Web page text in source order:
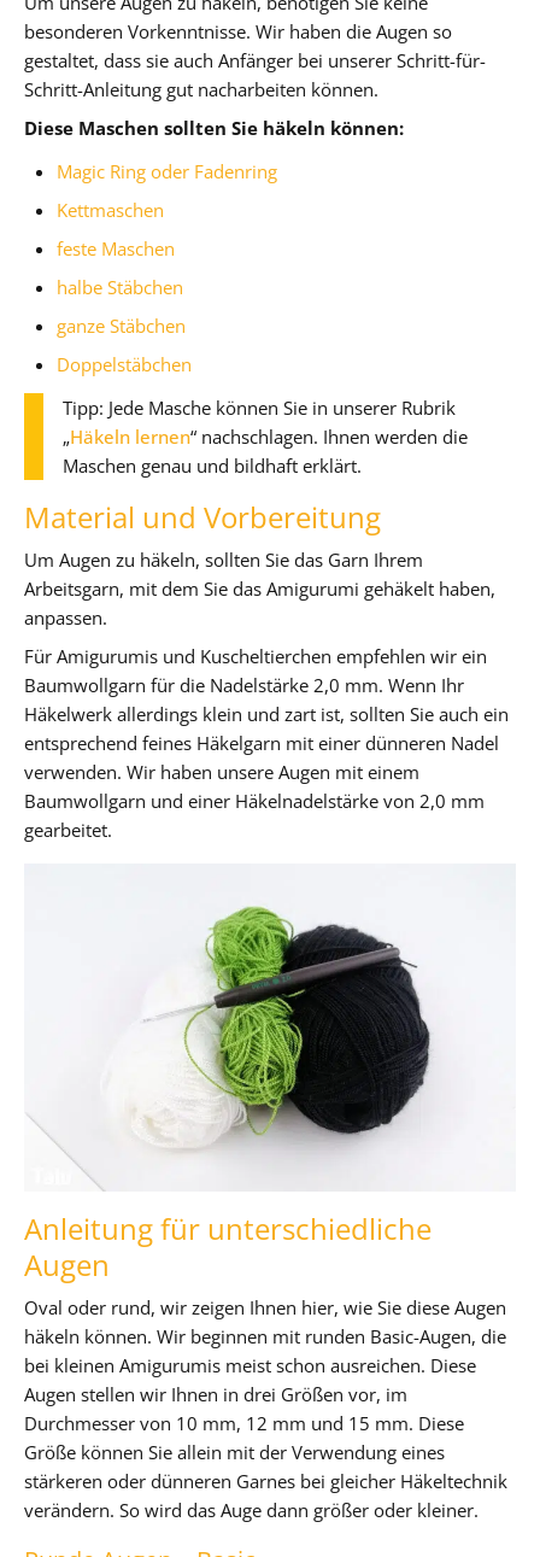
besonderen Vorkenntnisse. Wir haben die Augen so
gestaltet, dass sie auch Anfänger bei unserer Schritt-für-
Schritt-Anleitung gut nacharbeiten können.
Diese Maschen sollten Sie häkeln können:
Magic Ring oder Fadenring
Kettmaschen
feste Maschen
halbe Stäbchen
ganze Stäbchen
Doppelstäbchen
Tipp: Jede Masche können Sie in unserer Rubrik
„Häkeln lernen“ nachschlagen. Ihnen werden die
Maschen genau und bildhaft erklärt.
Material und Vorbereitung
Um Augen zu häkeln, sollten Sie das Garn Ihrem
Arbeitsgarn, mit dem Sie das Amigurumi gehäkelt haben,
anpassen.
Für Amigurumis und Kuscheltierchen empfehlen wir ein
Baumwollgarn für die Nadelstärke 2,0 mm. Wenn Ihr
Häkelwerk allerdings klein und zart ist, sollten Sie auch ein
entsprechend feines Häkelgarn mit einer dünneren Nadel
verwenden. Wir haben unsere Augen mit einem
Baumwollgarn und einer Häkelnadelstärke von 2,0 mm
gearbeitet.
Anleitung für unterschiedliche
Augen
Oval oder rund, wir zeigen Ihnen hier, wie Sie diese Augen
häkeln können. Wir beginnen mit runden Basic-Augen, die
bei kleinen Amigurumis meist schon ausreichen. Diese
Augen stellen wir Ihnen in drei Größen vor, im
Durchmesser von 10 mm, 12 mm und 15 mm. Diese
Größe können Sie allein mit der Verwendung eines
stärkeren oder dünneren Garnes bei gleicher Häkeltechnik
verändern. So wird das Auge dann größer oder kleiner.